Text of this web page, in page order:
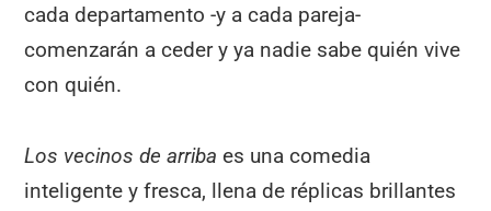
cada departamento -y a cada pareja-
comenzarán a ceder y ya nadie sabe quién vive
con quién.
Los vecinos de arriba es una comedia
inteligente y fresca, llena de réplicas brillantes